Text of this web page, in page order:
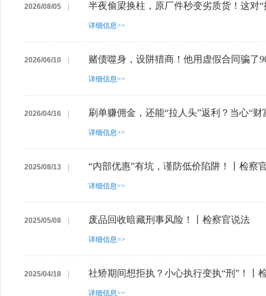
2026/08/05 半夜偷梁换柱，原厂件秒变劣质货！这对
详细信息>>
2026/06/10 赌债噬身，设阱猎商！他用虚假合同骗了
详细信息>>
2026/04/16 刷单赚佣金，还能“拉人头”返利？当心“
详细信息>>
2025/08/13 “内部优惠”有坑，谨防低价陷阱！丨检察
详细信息>>
2025/05/08 废品回收暗藏刑事风险！丨检察官说法
详细信息>>
2025/04/18 社矫期间想拒执？小心执行变执“刑”！丨
详细信息>>